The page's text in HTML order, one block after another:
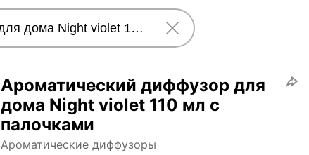
Ароматический диффузор для
дома Night violet 110 мл с
палочками
Ароматические диффузоры